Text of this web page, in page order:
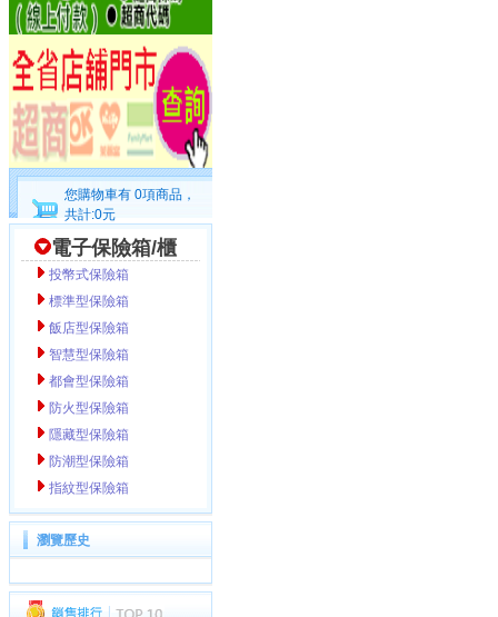
您購物車有 0項商品，
共計:0元
電子保險箱/櫃
投幣式保險箱
標準型保險箱
飯店型保險箱
智慧型保險箱
都會型保險箱
防火型保險箱
隱藏型保險箱
防潮型保險箱
指紋型保險箱
瀏覽歷史